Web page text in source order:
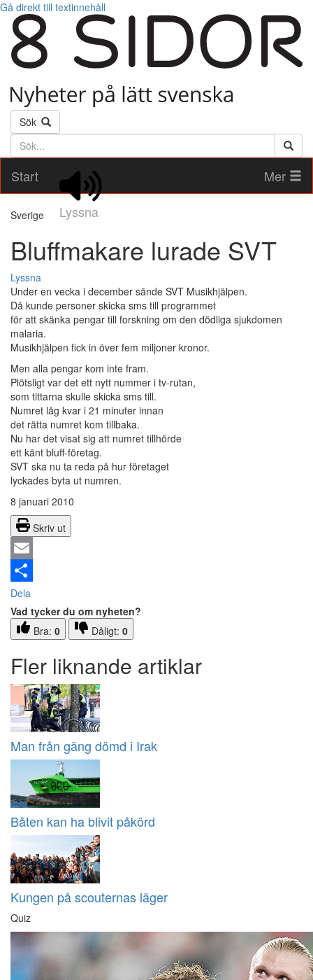
Gå direkt till textinnehåll
Sök
Söktext
Start
Lyssna
Mer
Sverige
Bluffmakare lurade SVT
Lyssna
Under en vecka i december sände SVT Musikhjälpen.
Då kunde personer skicka sms till programmet
för att skänka pengar till forskning om den dödliga sjukdomen
malaria.
Musikhjälpen fick in över fem miljoner kronor.
Men alla pengar kom inte fram.
Plötsligt var det ett nytt nummer i tv-rutan,
som tittarna skulle skicka sms till.
Numret låg kvar i 21 minuter innan
det rätta numret kom tillbaka.
Nu har det visat sig att numret tillhörde
ett känt bluff-företag.
SVT ska nu ta reda på hur företaget
lyckades byta ut numren.
8 januari 2010
Skriv ut
Email
Dela
Vad tycker du om nyheten?
Bra: 0 Dåligt: 0
Fler liknande artiklar
Man från gäng dömd i Irak
Båten kan ha blivit påkörd
Kungen på scouternas läger
Quiz